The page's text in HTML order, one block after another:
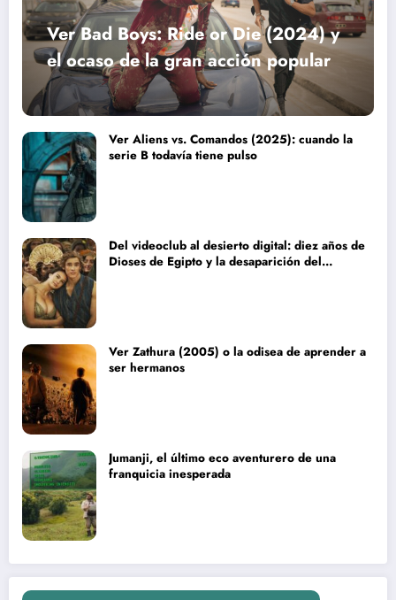
Ver Bad Boys: Ride or Die (2024) y
el ocaso de la gran acción popular
Ver Aliens vs. Comandos (2025): cuando la
serie B todavía tiene pulso
Del videoclub al desierto digital: diez años de
Dioses de Egipto y la desaparición del
Ver Zathura (2005) o la odisea de aprender a
ser hermanos
Jumanji, el último eco aventurero de una
franquicia inesperada